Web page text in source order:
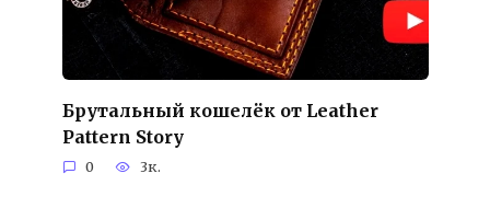
Брутальный кошелёк от Leather
Pattern Story
0 3к.